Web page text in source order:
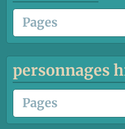
personnages